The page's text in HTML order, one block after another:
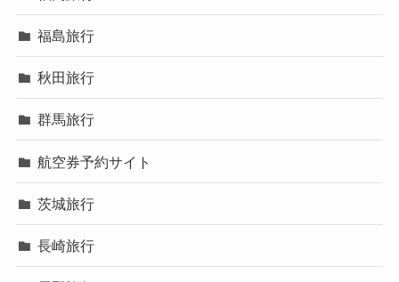
福島旅行
秋田旅行
群馬旅行
航空券予約サイト
茨城旅行
長崎旅行